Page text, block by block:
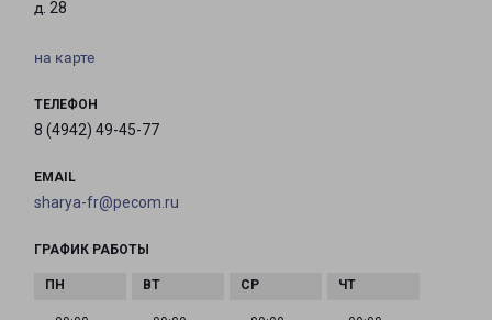
д. 28
на карте
ТЕЛЕФОН
8 (4942) 49-45-77
EMAIL
sharya-fr@pecom.ru
ГРАФИК РАБОТЫ